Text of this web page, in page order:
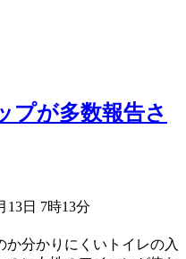
プが多数報告さ
13日 7時13分
分かりにくいトイレの入